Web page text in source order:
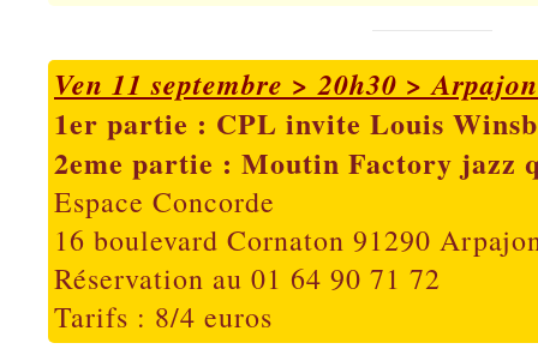
Ven 11 septembre > 20h30 >
1er partie : CPL invite Louis
2eme partie : Moutin Factory jazz
Espace Concorde
16 boulevard Cornaton 91290
Réservation au 01 64 90 71 72
Tarifs : 8/4 euros